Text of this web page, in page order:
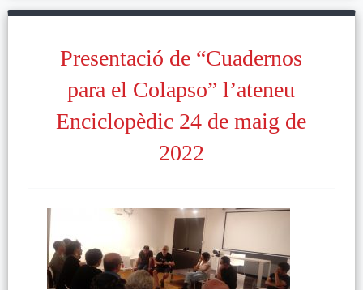
Presentació de “Cuadernos
para el Colapso” l’ateneu
Enciclopèdic 24 de maig de
2022